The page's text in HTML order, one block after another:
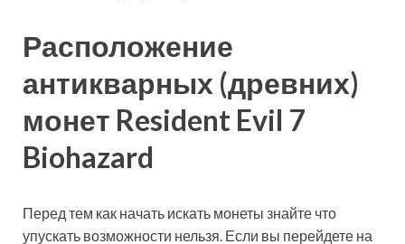
Расположение
антикварных (древних)
монет Resident Evil 7
Biohazard
Перед тем как начать искать монеты знайте что
упускать возможности нельзя. Если вы перейдете на